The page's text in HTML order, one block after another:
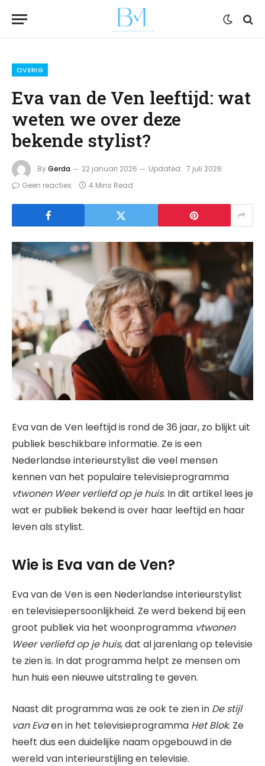
OVERIG
Eva van de Ven leeftijd: wat
weten we over deze
bekende stylist?
ByGerda 22 januari 2026 Updated: 7 juli 2026
Geen reacties
4 Mins Read
Eva van de Ven leeftijd is rond de 36 jaar, zo blijkt uit
publiek beschikbare informatie. Ze is een
Nederlandse interieurstylist die veel mensen
kennen van het populaire televisieprogramma
vtwonen Weer verliefd op je huis. In dit artikel lees je
wat er publiek bekend is over haar leeftijd en haar
leven als stylist.
Wie is Eva van de Ven?
Eva van de Ven is een Nederlandse interieurstylist
en televisiepersoonlijkheid. Ze werd bekend bij een
groot publiek via het woonprogramma vtwonen
Weer verliefd op je huis, dat al jarenlang op televisie
te zien is. In dat programma helpt ze mensen om
hun huis een nieuwe uitstraling te geven.
Naast dit programma was ze ook te zien in De stijl
van Evaen in het televisieprogramma Het Blok. Ze
heeft dus een duidelijke naam opgebouwd in de
wereld van interieurstijling en televisie.